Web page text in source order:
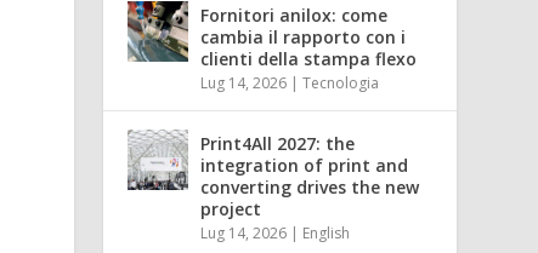
Fornitori anilox: come
cambia il rapporto con i
clienti della stampa flexo
Lug 14, 2026 |Tecnologia
Print4All 2027: the
integration of print and
converting drives the new
project
Lug 14, 2026 | English